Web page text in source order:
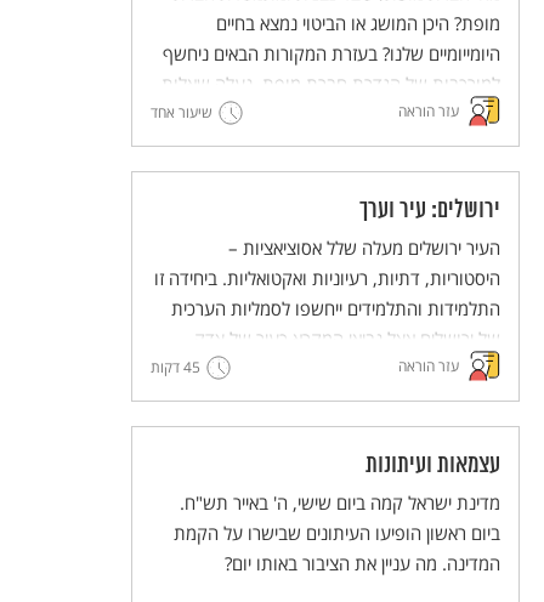
מופת? היכן המושג או הביטוי נמצא בחיים
היומייומיים שלנו? בעזרת המקורות הבאים ניחשף
למורכבות של הגדרת חברת מופת, נעלה שאלות
ונעלה אפשרויות ערכיות מנוגדות ליצירת חברת
מופת.
עזר הוראה שיעור אחד
ירושלים: עיר וערך
העיר ירושלים מעלה שלל אסוציאציות –
היסטוריות, דתיות, רעיוניות ואקטואליות. ביחידה זו
התלמידות והתלמידים ייחשפו לסמליות הערכית
של ירושלים אצל נביאי המקרא כעיר של צדק,
משפט, אמת ושלום. לימוד הקטעים מהנבואות
נועד להעמיק את ההבנה של משמעותה הסמלית
של ירושלים מעבר להיותה עיר המקדש בעבר ועיר
הבירה של מדינת ישראל בהווה. הלימוד נועד
לקדם הטמעה של ערכי הצדק, המשפט האמת
והשלום בעולם הערכים של התלמידות
והתלמידים.
עזר הוראה 45 דקות
עצמאות ועיתונות
מדינת ישראל קמה ביום שישי, ה' באייר תש"ח.
ביום ראשון הופיעו העיתונים שבישרו על הקמת
המדינה. מה עניין את הציבור באותו יום?